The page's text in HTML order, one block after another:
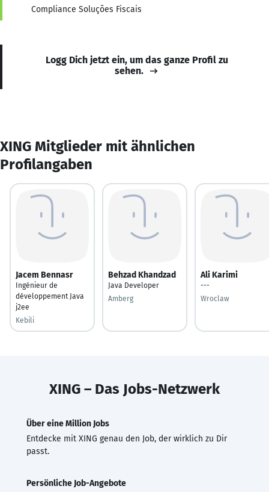
Compliance Soluções Fiscais
Logg Dich jetzt ein, um das ganze Profil zu
sehen.
XING Mitglieder mit ähnlichen
Profilangaben
Jacem Bennasr
Ingénieur de
développement Java
j2ee
Kebili
Behzad Khandzad
Java Developer
Amberg
Ali Karimi
---
Wroclaw
XING – Das Jobs-Netzwerk
Über eine Million Jobs
Entdecke mit XING genau den Job, der wirklich zu Dir
passt.
Persönliche Job-Angebote